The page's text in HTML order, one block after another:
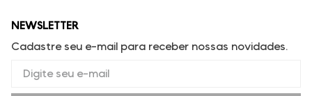
NEWSLETTER
Cadastre seu e-mail para receber nossas novidades.